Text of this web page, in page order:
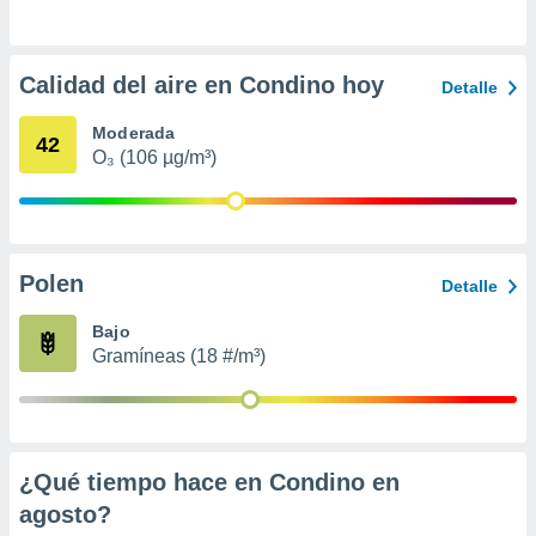
momento
en
perfiles
Calidad del aire en Condino hoy Detalle
42 Moderada
O₃ (106 µg/m³)
Polen Detalle
Bajo
Gramíneas (18 #/m³)
¿Qué tiempo hace en Condino en
agosto?